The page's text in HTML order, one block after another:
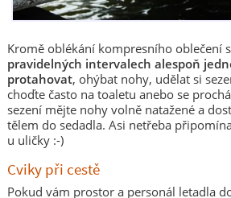
Kromě oblékání kompresního oblečení
pravidelných intervalech alespoň
protahovat, ohýbat nohy, udělat si
choďte často na toaletu anebo se
sezení mějte nohy volně natažené a
tělem do sedadla. Asi netřeba
u uličky :-)
Cviky při cestě
Pokud vám prostor a personál letadla